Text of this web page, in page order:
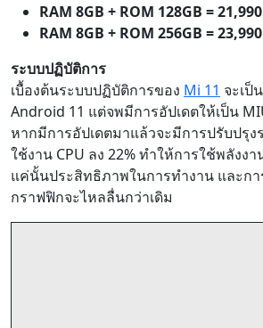
RAM 8GB + ROM 128GB =
RAM 8GB + ROM 256GB =
ระบบปฏิบัติการ
เบื้องต้นระบบปฏิบัติการของ Mi 11 จะเป็
Android 11 แต่จพมีการอัปเดตให้เป็น
หากมีการอัปเดตมาแล้วจะมีการปรับปรุง
ใช้งาน CPU ลง 22% ทำให้การใช้พลังง
แค่นั้นประสิทธิภาพในการทำงาน และก
กราฟฟิกจะไหลลื่นกว่าเดิม